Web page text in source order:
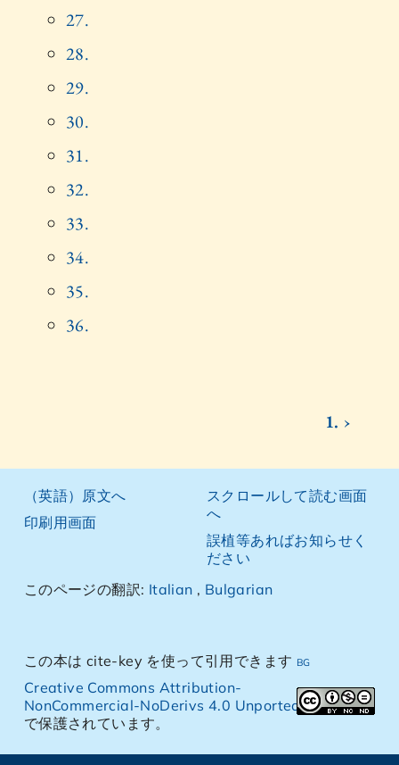
27.
28.
29.
30.
31.
32.
33.
34.
35.
36.
1. ›
（英語）原文へ
印刷用画面
スクロールして読む画面
へ
誤植等あればお知らせく
ださい
このページの翻訳: Italian , Bulgarian
この本は cite-key を使って引用できます bg
Creative Commons Attribution-
NonCommercial-NoDerivs 4.0 Unported License.
で保護されています。